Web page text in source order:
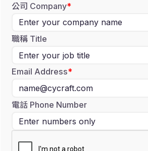
公司 Company
職稱 Title
Email Address
電話 Phone Number